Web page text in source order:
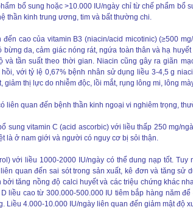
bổ sung hoặc >10.000 IU/ngày chỉ từ chế phẩm bổ
thần kinh trung ương, tim và bất thường chi.
cao của vitamin B3 (niacin/acid micotinic) (≥500
bừng da, cảm giác nóng rát, ngứa toàn thân và hạ
và tần suất theo thời gian. Niacin cũng gây ra giãn
với tỷ lệ 0,67% bệnh nhân sử dụng liều 3-4,5 g
giảm thị lực do nhiễm độc, lồi mắt, rụng lông mi, lông
liên quan đến bệnh thần kinh ngoại vi nghiêm trọng,
sung vitamin C (acid ascorbic) với liều thấp 250 mg/
là ở nam giới và người có nguy cơ bị sỏi thận.
với liều 1000-2000 IU/ngày có thể dung nạp tốt. Tuy
quan đến sai sót trong sản xuất, kê đơn và tăng sử
bởi tăng nồng độ calci huyết và các triệu chứng khác
liều cao từ 300.000-500.000 IU tiêm bắp hàng năm
Liều 4.000-10.000 IU/ngày liên quan đến giảm mật độ